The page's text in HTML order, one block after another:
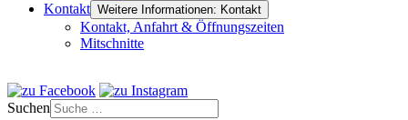
Kontakt Weitere Informationen: Kontakt
Kontakt, Anfahrt & Öffnungszeiten
Mitschnitte
Suchen